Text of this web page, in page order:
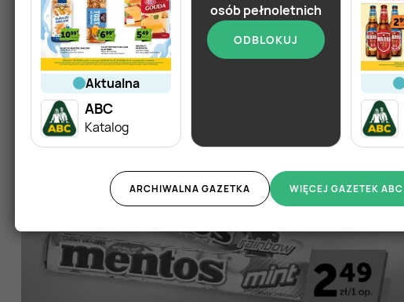
aktualna
ABC
Katalog
osób pełnoletnich
ODBLOKUJ
WIĘCEJ GAZETEK ABC
ARCHIWALNA GAZETKA